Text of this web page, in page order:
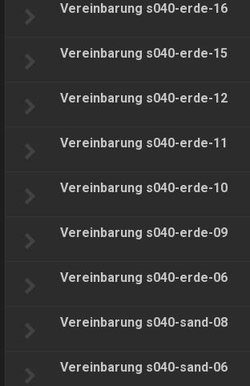
Vereinbarung s040-erde-16
Vereinbarung s040-erde-15
Vereinbarung s040-erde-12
Vereinbarung s040-erde-11
Vereinbarung s040-erde-10
Vereinbarung s040-erde-09
Vereinbarung s040-erde-06
Vereinbarung s040-sand-08
Vereinbarung s040-sand-06